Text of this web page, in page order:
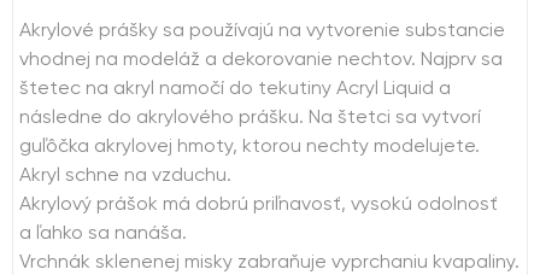
Akrylové prášky sa používajú na vytvorenie substancie
vhodnej na modeláž a dekorovanie nechtov. Najprv sa
štetec na akryl namočí do tekutiny Acryl Liquid a
následne do akrylového prášku. Na štetci sa vytvorí
guľôčka akrylovej hmoty, ktorou nechty modelujete.
Akryl schne na vzduchu.
Akrylový prášok má dobrú priľnavosť, vysokú odolnosť
a ľahko sa nanáša.
Vrchnák sklenenej misky zabraňuje vyprchaniu kvapaliny.